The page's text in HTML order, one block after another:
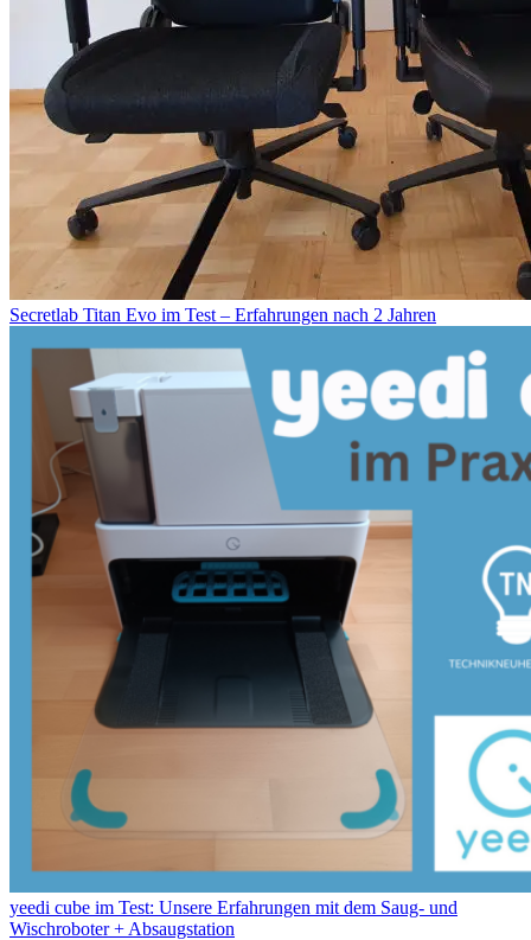
Secretlab Titan Evo im Test – Erfahrungen nach 2 Jahren
yeedi cube im Test: Unsere Erfahrungen mit dem Saug- und
Wischroboter + Absaugstation